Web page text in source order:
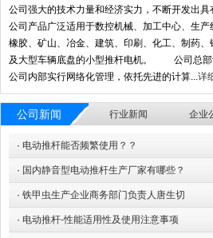
公司强大的技术力量和经济实力，不断开发出具
公司产品广泛适用于数控机械、加工中心、生产
橡胶、矿山、冶金、建筑、印刷、化工、制药
及大型车辆底盘的小型推杆电机。 公司总部
公司内部实行网络化管理，依托先进的计算...详
公司新闻 行业新闻 企业
· 电动推杆能否频繁使用？？
· 国内静音型电动推杆生产厂家有哪些？
· 铁甲虫生产企业商务部门负责人唐生切
· 电动推杆-性能适用性及使用注意事项